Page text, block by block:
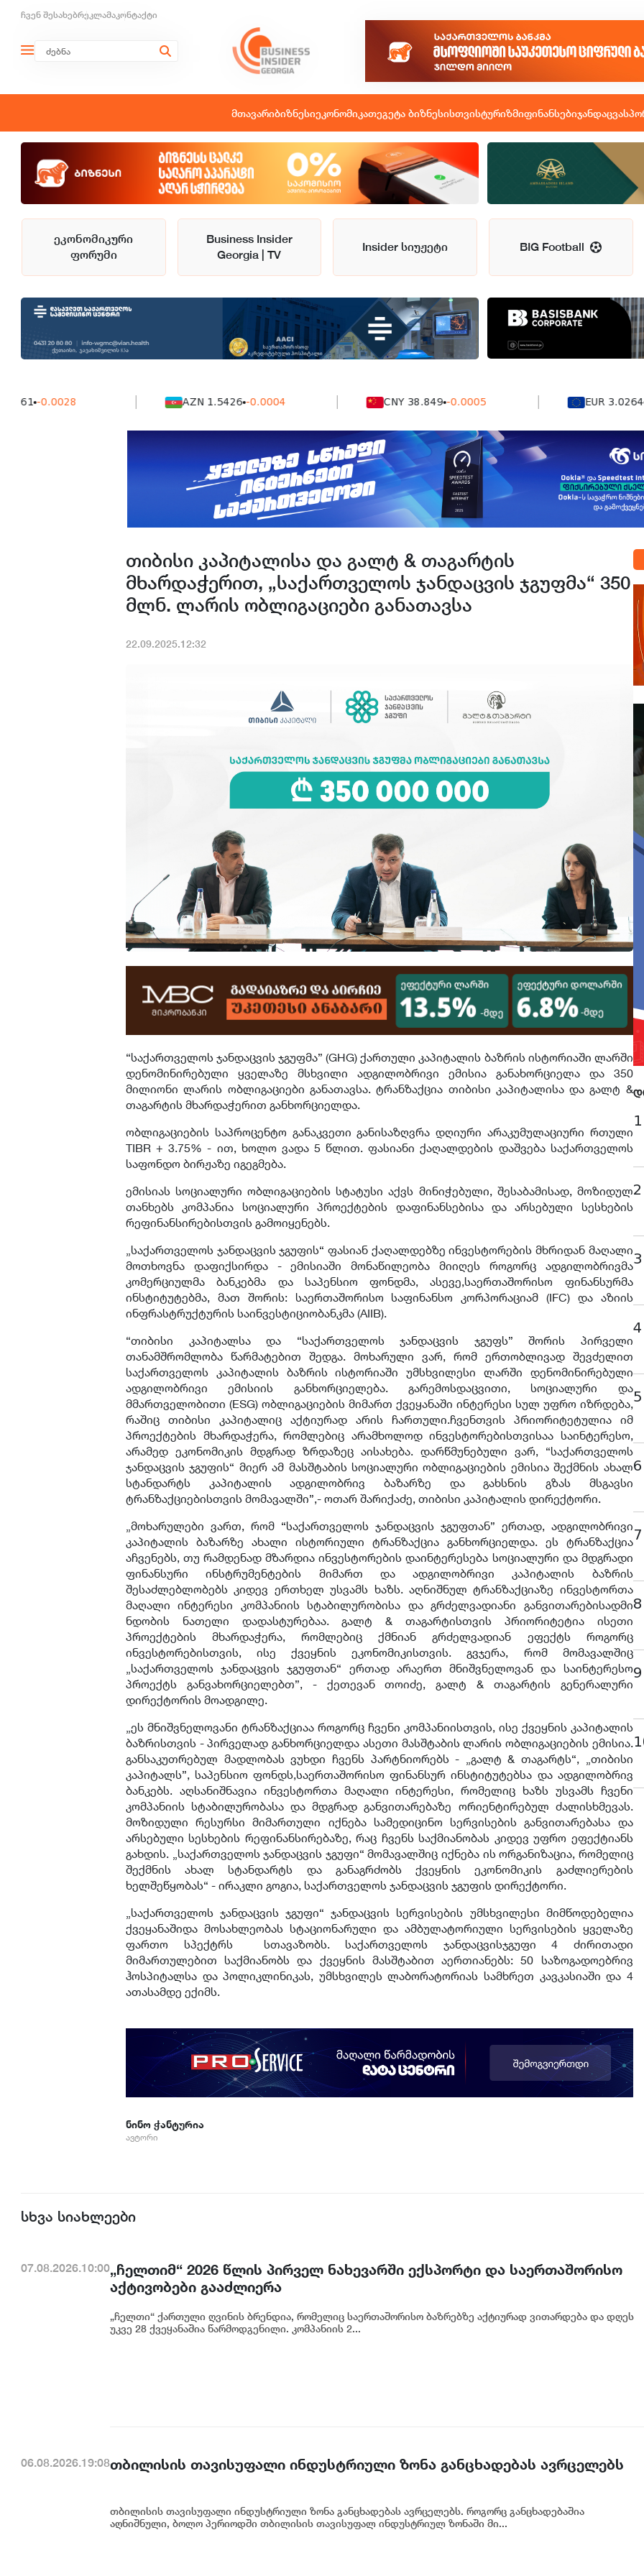
ჩვენ შესახებრეკლამაკონტაქტი
მთავარიბიზნესიეკონომიკათეგეტა ბიზნესისთვისტურიზმიფინანსებიჯანდაცვა
ეკონომიკური
ფორუმი
Business Insider
Georgia | TV
Insider სიუჟეტი BIG Football
-0.0028 AZN 1.5426 -0.0004 CNY 38.849 -0.0005 EUR 3.0264
თიბისი კაპიტალისა და გალტ & თაგარტის
მხარდაჭერით, „საქართველოს ჯანდაცვის ჯგუფმა“ 350
მლნ. ლარის ობლიგაციები განათავსა
22.09.2025.12:32
“საქართველოს ჯანდაცვის ჯგუფმა” (GHG) ქართული კაპიტალის ბაზრის ისტორიაში ლარში
დენომინირებული ყველაზე მსხვილი ადგილობრივი ემისია განახორციელა და 350
მილიონი ლარის ობლიგაციები განათავსა. ტრანზაქცია თიბისი კაპიტალისა და გალტ &
თაგარტის მხარდაჭერით განხორციელდა.
ობლიგაციების საპროცენტო განაკვეთი განისაზღვრა დღიური არაკუმულაციური რთული
TIBR + 3.75% - ით, ხოლო ვადა 5 წლით. ფასიანი ქაღალდების დაშვება საქართველოს
საფონდო ბირჟაზე იგეგმება.
ემისიას სოციალური ობლიგაციების სტატუსი აქვს მინიჭებული, შესაბამისად, მოზიდულ
თანხებს კომპანია სოციალური პროექტების დაფინანსებისა და არსებული სესხების
რეფინანსირებისთვის გამოიყენებს.
„საქართველოს ჯანდაცვის ჯგუფის“ ფასიან ქაღალდებზე ინვესტორების მხრიდან მაღალი
მოთხოვნა დაფიქსირდა - ემისიაში მონაწილეობა მიიღეს როგორც ადგილობრივმა
კომერციულმა ბანკებმა და საპენსიო ფონდმა, ასევე,საერთაშორისო ფინანსურმა
ინსტიტუტებმა, მათ შორის: საერთაშორისო საფინანსო კორპორაციამ (IFC) და აზიის
ინფრასტრუქტურის საინვესტიციობანკმა (AIIB).
“თიბისი კაპიტალსა და “საქართველოს ჯანდაცვის ჯგუფს” შორის პირველი
თანამშრომლობა წარმატებით შედგა. მოხარული ვარ, რომ ერთობლივად შევძელით
საქართველოს კაპიტალის ბაზრის ისტორიაში უმსხვილესი ლარში დენომინირებული
ადგილობრივი ემისიის განხორციელება. გარემოსდაცვითი, სოციალური და
მმართველობითი (ESG) ობლიგაციების მიმართ ქვეყანაში ინტერესი სულ უფრო იზრდება,
რაშიც თიბისი კაპიტალიც აქტიურად არის ჩართული.ჩვენთვის პრიორიტეტულია იმ
პროექტების მხარდაჭერა, რომლებიც არამხოლოდ ინვესტორებისთვისაა საინტერესო,
არამედ ეკონომიკის მდგრად ზრდაზეც აისახება. დარწმუნებული ვარ, “საქართველოს
ჯანდაცვის ჯგუფის“ მიერ ამ მასშტაბის სოციალური ობლიგაციების ემისია შექმნის ახალ
სტანდარტს კაპიტალის ადგილობრივ ბაზარზე და გახსნის გზას მსგავსი
ტრანზაქციებისთვის მომავალში”,- ოთარ შარიქაძე, თიბისი კაპიტალის დირექტორი.
„მოხარულები ვართ, რომ “საქართველოს ჯანდაცვის ჯგუფთან” ერთად, ადგილობრივი
კაპიტალის ბაზარზე ახალი ისტორიული ტრანზაქცია განხორციელდა. ეს ტრანზაქცია
აჩვენებს, თუ რამდენად მზარდია ინვესტორების დაინტერესება სოციალური და მდგრადი
ფინანსური ინსტრუმენტების მიმართ და ადგილობრივი კაპიტალის ბაზრის
შესაძლებლობებს კიდევ ერთხელ უსვამს ხაზს. აღნიშნულ ტრანზაქციაზე ინვესტორთა
მაღალი ინტერესი კომპანიის სტაბილურობისა და გრძელვადიანი განვითარებისადმი
ნდობის ნათელი დადასტურებაა. გალტ & თაგარტისთვის პრიორიტეტია ისეთი
პროექტების მხარდაჭერა, რომლებიც ქმნიან გრძელვადიან ეფექტს როგორც
ინვესტორებისთვის, ისე ქვეყნის ეკონომიკისთვის. გვჯერა, რომ მომავალშიც
„საქართველოს ჯანდაცვის ჯგუფთან“ ერთად არაერთ მნიშვნელოვან და საინტერესო
პროექტს განვახორციელებთ”, - ქეთევან თოიძე, გალტ & თაგარტის გენერალური
დირექტორის მოადგილე.
„ეს მნიშვნელოვანი ტრანზაქციაა როგორც ჩვენი კომპანიისთვის, ისე ქვეყნის კაპიტალის
ბაზრისთვის - პირველად განხორციელდა ასეთი მასშტაბის ლარის ობლიგაციების ემისია.
განსაკუთრებულ მადლობას ვუხდი ჩვენს პარტნიორებს - „გალტ & თაგარტს“, „თიბისი
კაპიტალს”, საპენსიო ფონდს,საერთაშორისო ფინანსურ ინსტიტუტებსა და ადგილობრივ
ბანკებს. აღსანიშნავია ინვესტორთა მაღალი ინტერესი, რომელიც ხაზს უსვამს ჩვენი
კომპანიის სტაბილურობასა და მდგრად განვითარებაზე ორიენტირებულ ძალისხმევას.
მოზიდული რესურსი მიმართული იქნება სამედიცინო სერვისების განვითარებასა და
არსებული სესხების რეფინანსირებაზე, რაც ჩვენს საქმიანობას კიდევ უფრო ეფექტიანს
გახდის. „საქართველოს ჯანდაცვის ჯგუფი“ მომავალშიც იქნება ის ორგანიზაცია, რომელიც
შექმნის ახალ სტანდარტს და განაგრძობს ქვეყნის ეკონომიკის გაძლიერების
ხელშეწყობას“ - ირაკლი გოგია, საქართველოს ჯანდაცვის ჯგუფის დირექტორი.
„საქართველოს ჯანდაცვის ჯგუფი“ ჯანდაცვის სერვისების უმსხვილესი მიმწოდებელია
ქვეყანაშიდა მოსახლეობას სტაციონარული და ამბულატორიული სერვისების ყველაზე
ფართო სპექტრს სთავაზობს. საქართველოს ჯანდაცვისჯგუფი 4 ძირითადი
მიმართულებით საქმიანობს და ქვეყნის მასშტაბით აერთიანებს: 50 საზოგადოებრივ
ჰოსპიტალსა და პოლიკლინიკას, უმსხვილეს ლაბორატორიას სამხრეთ კავკასიაში და 4
ათასამდე ექიმს.
ნინო ჭანტურია
ავტორი
1
2
3
4
5
6
7
8
9
სხვა სიახლეები
07.08.2026.10:00„ჩელთიმ“ 2026 წლის პირველ ნახევარში ექსპორტი და საერთაშორისო
აქტივობები გააძლიერა
„ჩელთი“ ქართული ღვინის ბრენდია, რომელიც საერთაშორისო ბაზრებზე აქტიურად ვითარდება და დღეს
უკვე 28 ქვეყანაშია წარმოდგენილი. კომპანიის 2...
06.08.2026.19:08თბილისის თავისუფალი ინდუსტრიული ზონა განცხადებას ავრცელებს
თბილისის თავისუფალი ინდუსტრიული ზონა განცხადებას ავრცელებს. როგორც განცხადებაშია
აღნიშნული, ბოლო პერიოდში თბილისის თავისუფალ ინდუსტრიულ ზონაში მი...